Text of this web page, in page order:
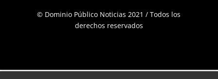
© Dominio Público Noticias 2021 / Todos los
derechos reservados